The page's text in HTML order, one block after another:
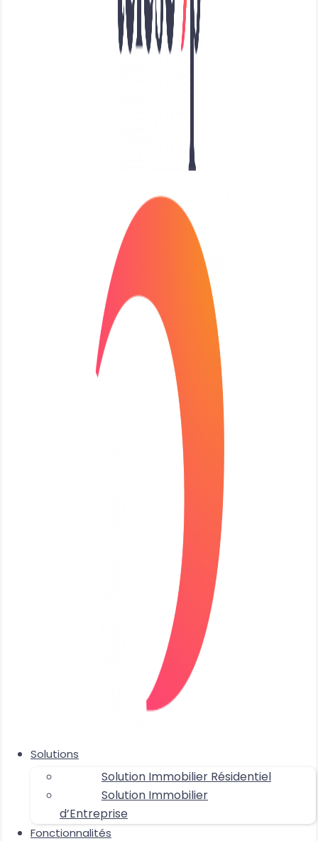
Solutions
Solution Immobilier Résidentiel
Solution Immobilier
d’Entreprise
Fonctionnalités